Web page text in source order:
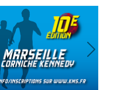
Suivant